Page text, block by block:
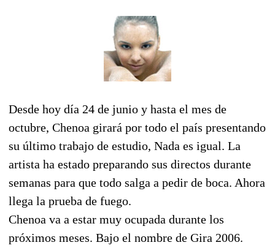
Desde hoy día 24 de junio y hasta el mes de
octubre, Chenoa girará por todo el país presentando
su último trabajo de estudio, Nada es igual. La
artista ha estado preparando sus directos durante
semanas para que todo salga a pedir de boca. Ahora
llega la prueba de fuego.
Chenoa va a estar muy ocupada durante los
próximos meses. Bajo el nombre de Gira 2006.